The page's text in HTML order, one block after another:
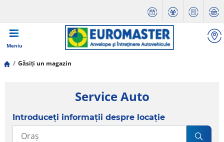
Meniu
Găsiți un magazin
Service Auto
Introduceți informații despre locație